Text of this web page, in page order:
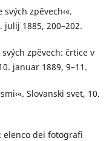
zpěvech‹«.
1885, 200–202.
zpěvech: črtice v
januar 1889, 9–11.
Slovanski svet, 10.
elenco dei fotografi